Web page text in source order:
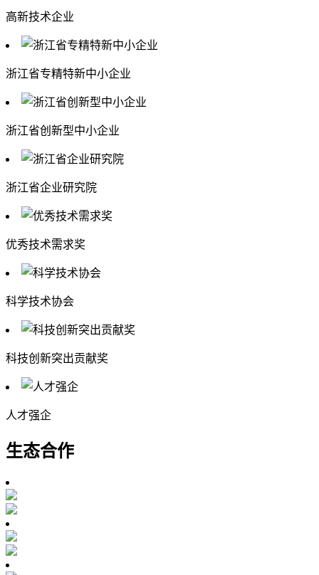
高新技术企业
浙江省专精特新中小企业
浙江省创新型中小企业
浙江省企业研究院
优秀技术需求奖
科学技术协会
科技创新突出贡献奖
人才强企
生态合作